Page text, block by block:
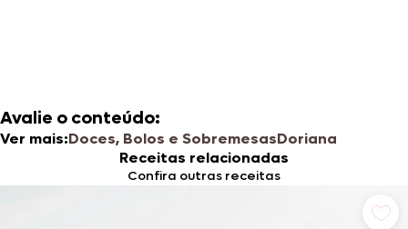
Avalie o conteúdo:
Ver mais:Doces, Bolos e SobremesasDoriana
Receitas relacionadas
Confira outras receitas